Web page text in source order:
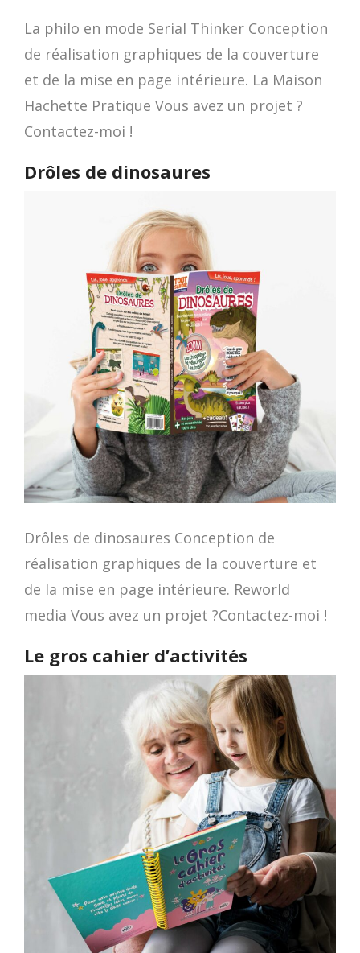
La philo en mode Serial Thinker Conception
de réalisation graphiques de la couverture
et de la mise en page intérieure. La Maison
Hachette Pratique Vous avez un projet ?
Contactez-moi !
Drôles de dinosaures
Drôles de dinosaures Conception de
réalisation graphiques de la couverture et
de la mise en page intérieure. Reworld
media Vous avez un projet ?Contactez-moi !
Le gros cahier d’activités